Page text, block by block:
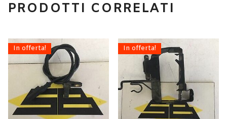
PRODOTTI CORRELATI
In offerta! In offerta!